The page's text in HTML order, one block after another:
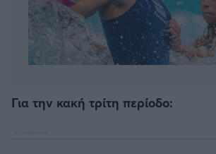
Για την κακή τρίτη περίοδο: